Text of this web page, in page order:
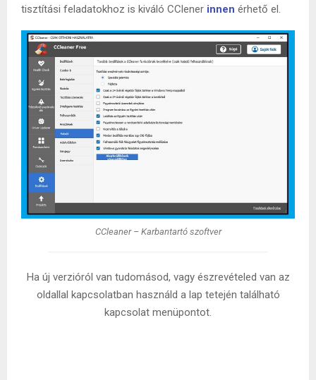
tisztítási feladatokhoz is kiváló CClener innen érhető el.
CCleaner – Karbantartó szoftver
Ha új verzióról van tudomásod, vagy észrevételed van az
oldallal kapcsolatban használd a lap tetején található
kapcsolat menüpontot.